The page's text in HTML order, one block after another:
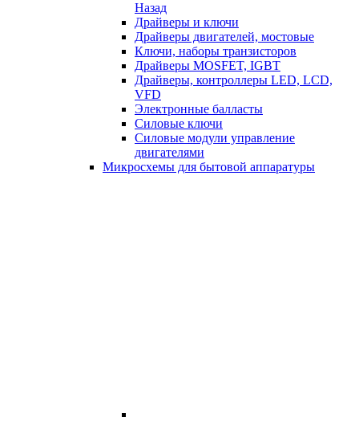
Назад
Драйверы и ключи
Драйверы двигателей, мостовые
Ключи, наборы транзисторов
Драйверы MOSFET, IGBT
Драйверы, контроллеры LED, LCD,
VFD
Электронные балласты
Силовые ключи
Силовые модули управление
двигателями
Микросхемы для бытовой аппаратуры